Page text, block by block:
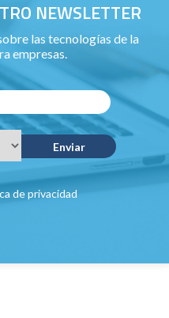
NEWSLETTER
las tecnologías de la
empresas.
de privacidad